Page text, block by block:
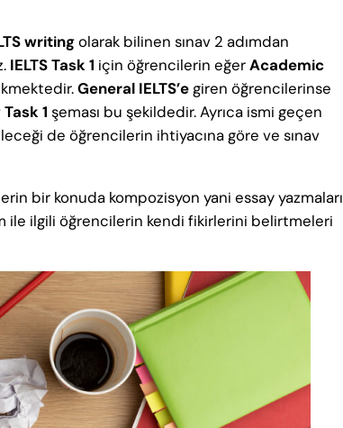
writingolarak bilinen sınav 2 adımdan
IELTS Task 1 için öğrencilerin eğerAcademic
General IELTS’egiren öğrencilerinse
Task 1 şeması bu şekildedir. Ayrıca ismi geçen
de öğrencilerin ihtiyacına göre ve sınav
bir konuda kompozisyon yani essay yazmaları
ile ilgili öğrencilerin kendi fikirlerini belirtmeleri